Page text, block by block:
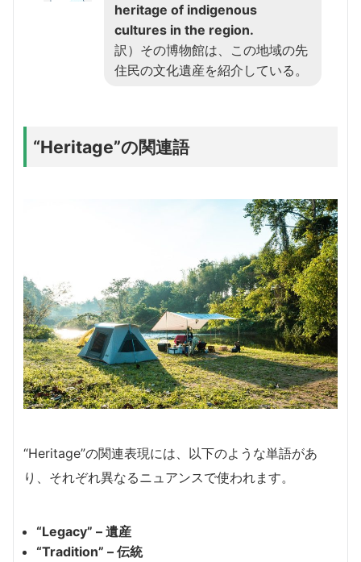
heritage of indigenous
cultures in the region.
訳）その博物館は、この地域の先
住民の文化遺産を紹介している。
“Heritage”の関連語
“Heritage”の関連表現には、以下のような単語があ
り、それぞれ異なるニュアンスで使われます。
“Legacy” – 遺産
“Tradition” – 伝統